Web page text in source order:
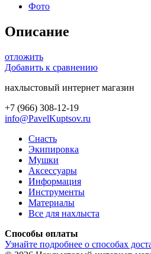
Фото
Описание
отложить
Добавить к сравнению
нахлыстовый интернет магазин
+7 (966) 308-12-19
info@PavelKuptsov.ru
Снасть
Экипировка
Мушки
Аксессуары
Информация
Инструменты
Материалы
Все для нахлыста
Способы оплаты
Узнайте подробнее о способах